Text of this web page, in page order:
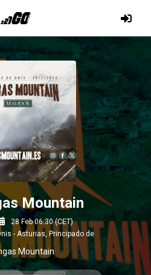
Mountain
28 Feb 06:30 (CET)
- Asturias, Principado de
Mountain